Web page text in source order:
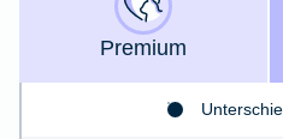
Premium